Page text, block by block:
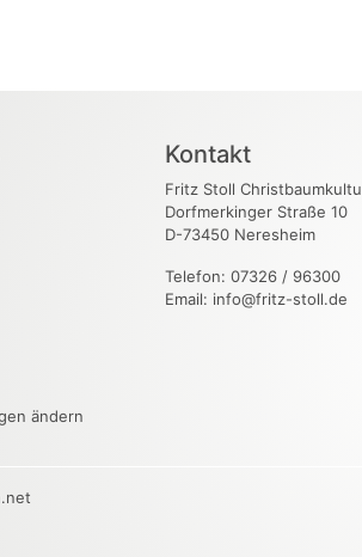
ändern
Kontakt
Fritz Stoll
Dorfmerkinger Straße 10
D-73450 Neresheim
Telefon: 07326 / 96300
Email: info@fritz-stoll.de